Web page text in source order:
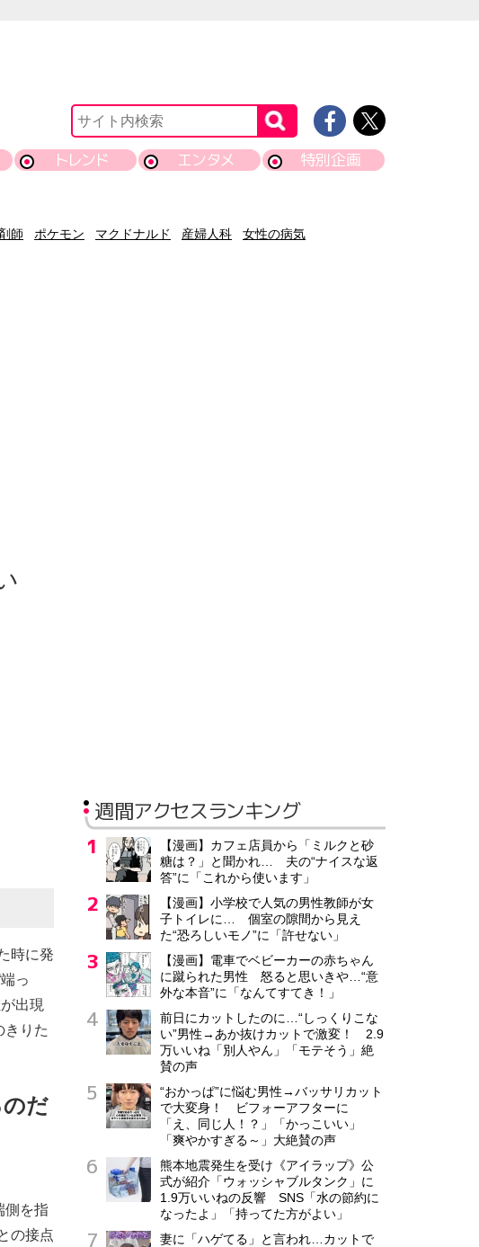
トレンド エンタメ 特別企画
師 ポケモン マクドナルド 産婦人科
女性の病気
時に発
っ
出現
きりた
だ
側を指
の接点
週間アクセスランキング
【漫画】カフェ店員から「ミルクと砂
糖は？」と聞かれ… 夫の“ナイスな返
答”に「これから使います」
【漫画】小学校で人気の男性教師が女
子トイレに… 個室の隙間から見え
た“恐ろしいモノ”に「許せない」
【漫画】電車でベビーカーの赤ちゃん
に蹴られた男性 怒ると思いきや…“意
外な本音”に「なんてすてき！」
前日にカットしたのに…“しっくりこな
い”男性→あか抜けカットで激変！ 2.9
万いいね「別人やん」「モテそう」絶
賛の声
“おかっぱ”に悩む男性→バッサリカット
で大変身！ ビフォーアフターに
「え、同じ人！？」「かっこいい」
「爽やかすぎる～」大絶賛の声
熊本地震発生を受け《アイラップ》公
式が紹介「ウォッシャブルタンク」に
1.9万いいねの反響 SNS「水の節約に
なったよ」「持ってた方がよい」
妻に「ハゲてる」と言われ…カットで